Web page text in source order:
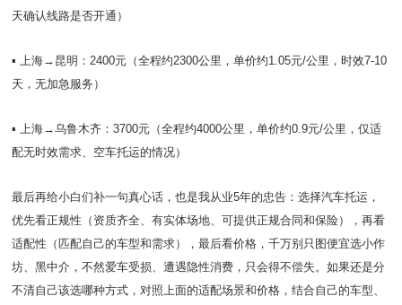
天确认线路是否开通）
▪️ 上海→昆明：2400元（全程约2300公里，单价约1.05元/公里，时效7-10
天，无加急服务）
▪️ 上海→乌鲁木齐：3700元（全程约4000公里，单价约0.9元/公里，仅适
配无时效需求、空车托运的情况）
最后再给小白们补一句真心话，也是我从业5年的忠告：选择汽车托运，
优先看正规性（资质齐全、有实体场地、可提供正规合同和保险），再看
适配性（匹配自己的车型和需求），最后看价格，千万别只图便宜选小作
坊、黑中介，不然爱车受损、遭遇隐性消费，只会得不偿失。如果还是分
不清自己该选哪种方式，对照上面的适配场景和价格，结合自己的车型、